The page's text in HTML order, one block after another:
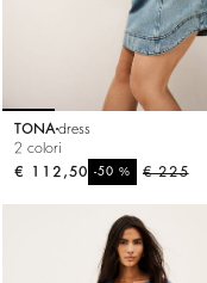
TONA dress
2 colori
€ 225
-50%
€ 112,50